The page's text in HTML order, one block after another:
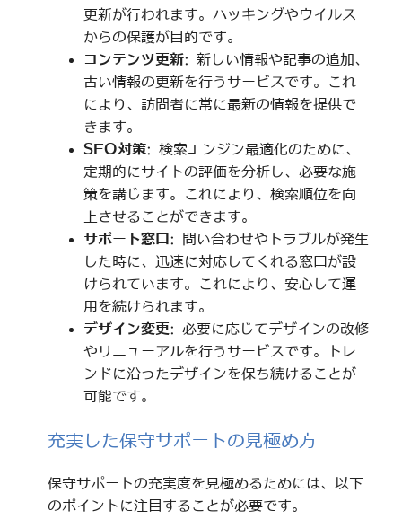
更新が行われます。ハッキングやウイルス
からの保護が目的です。
コンテンツ更新: 新しい情報や記事の追加、
古い情報の更新を行うサービスです。これ
により、訪問者に常に最新の情報を提供で
きます。
SEO対策: 検索エンジン最適化のために、
定期的にサイトの評価を分析し、必要な施
策を講じます。これにより、検索順位を向
上させることができます。
サポート窓口 : 問い合わせやトラブルが発生
した時に、迅速に対応してくれる窓口が設
けられています。これにより、安心して運
用を続けられます。
デザイン変更: 必要に応じてデザインの改修
やリニューアルを行うサービスです。トレ
ンドに沿ったデザインを保ち続けることが
可能です。
充実した保守サポートの見極め方
保守サポートの充実度を見極めるためには、以下
のポイントに注目することが必要です。